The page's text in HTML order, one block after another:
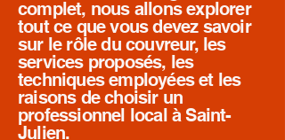
complet, nous allons explorer
tout ce que vous devez savoir
sur le rôle du couvreur, les
services proposés, les
techniques employées et les
raisons de choisir un
professionnel local à Saint-
Julien.